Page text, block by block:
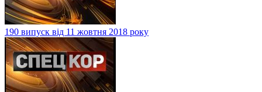
190 випуск від 11 жовтня 2018 року